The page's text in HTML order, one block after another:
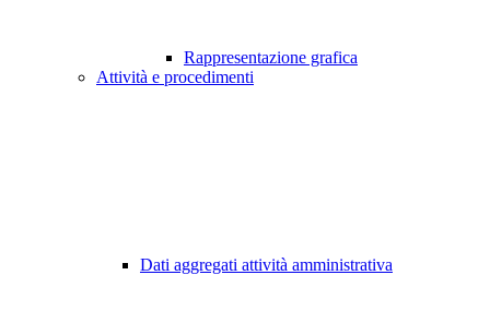
Rappresentazione grafica
Attività e procedimenti
Dati aggregati attività amministrativa